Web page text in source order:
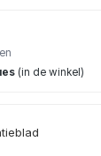
(in de winkel)